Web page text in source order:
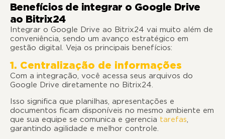
Benefícios de integrar o Google Drive
ao Bitrix24
Integrar o Google Drive ao Bitrix24 vai muito além de
conveniência, sendo um avanço estratégico em
gestão digital. Veja os principais benefícios:
1. Centralização de informações
Com a integração, você acessa seus arquivos do
Google Drive diretamente no Bitrix24.
Isso significa que planilhas, apresentações e
documentos ficam disponíveis no mesmo ambiente em
que sua equipe se comunica e gerencia tarefas
garantindo agilidade e melhor controle.